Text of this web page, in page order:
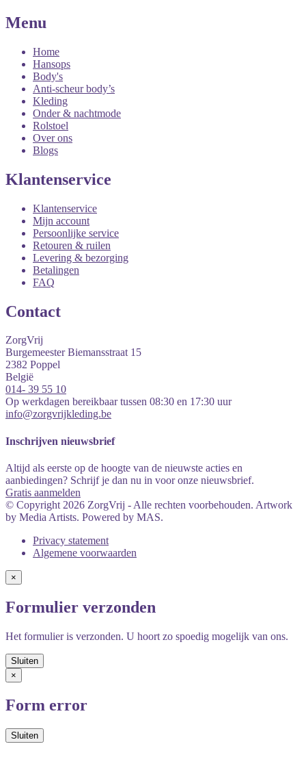
Menu
Home
Hansops
Body's
Anti-scheur body’s
Kleding
Onder & nachtmode
Rolstoel
Over ons
Blogs
Klantenservice
Klantenservice
Mijn account
Persoonlijke service
Retouren & ruilen
Levering & bezorging
Betalingen
FAQ
Contact
ZorgVrij
Burgemeester Biemansstraat 15
2382 Poppel
België
014- 39 55 10
Op werkdagen bereikbaar tussen 08:30 en 17:30 uur
info@zorgvrijkleding.be
Inschrijven nieuwsbrief
Altijd als eerste op de hoogte van de nieuwste acties en
aanbiedingen? Schrijf je dan nu in voor onze nieuwsbrief.
Gratis aanmelden
© Copyright 2026 ZorgVrij - Alle rechten voorbehouden. Artwork
by Media Artists. Powered by MAS.
Privacy statement
Algemene voorwaarden
×
Formulier verzonden
Het formulier is verzonden. U hoort zo spoedig mogelijk van ons.
×
Form error